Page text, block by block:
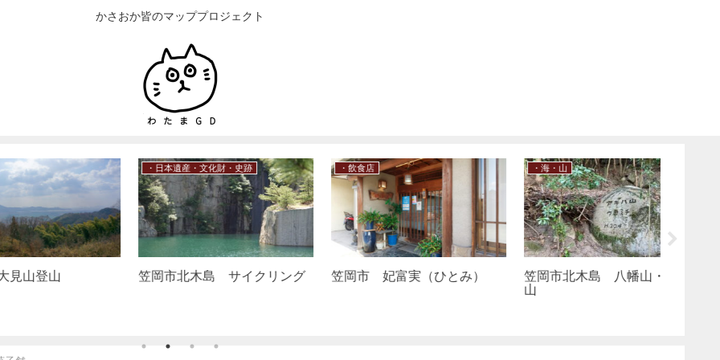
かさおか皆のマッププロジェクト
応神山
・お花見
笠岡市 六島（2021年12月）
・笠岡諸島
笠岡市 白石島 菜食茶店 KUa
・日本遺産・文化財・史跡
笠岡市 高島